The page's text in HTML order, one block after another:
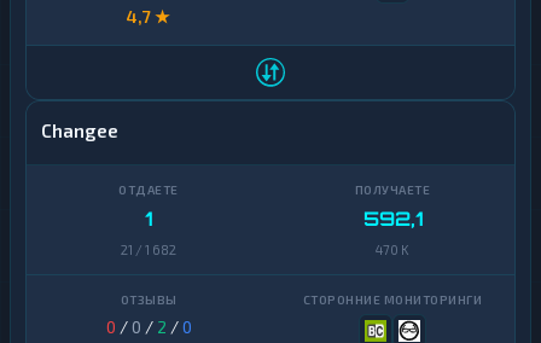
4,7 ★
Changee
1
21 / 1 682
592,1
470 K
0 / 0 / 2 /0